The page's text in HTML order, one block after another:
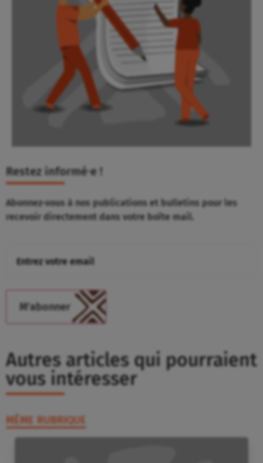
Restez informé⸱e !
Abonnez-vous à nos publications et bulletins pour les
recevoir directement dans votre boîte mail.
Autres articles qui pourraient
vous intéresser
MÊME RUBRIQUE